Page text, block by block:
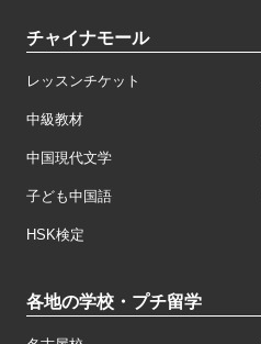
チャイナモール
レッスンチケット
中級教材
中国現代文学
子ども中国語
HSK検定
各地の学校・プチ留学